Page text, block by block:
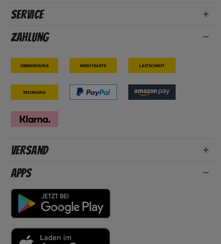
Service
Zahlung
Überweisung Kreditkarte Lastschrift
Rechnung
Versand
Apps